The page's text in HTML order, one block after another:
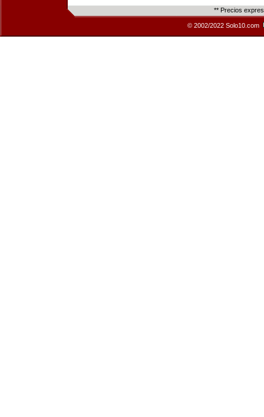
** Precios
© 2002/2022 Solo10.com